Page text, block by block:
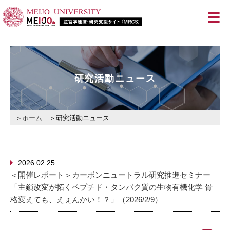
≡
研究活動ニュース
ホーム 研究活動ニュース
2026.02.25
＜開催レポート＞カーボンニュートラル研究推進セミナー
「主鎖改変が拓くペプチド・タンパク質の生物有機化学 骨
格変えても、えぇんかい！？」（2026/2/9）